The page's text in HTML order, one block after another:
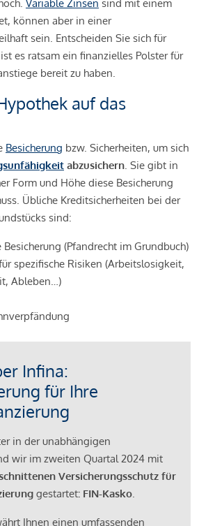
Variable Zinsen sind mit einem
können aber in einer
sein. Entscheiden Sie sich für
es ratsam ein finanzielles Polster für
bereit zu haben.
auf das
Besicherung bzw. Sicherheiten, um sich
abzusichern . Sie gibt in
Form und Höhe diese Besicherung
Übliche Kreditsicherheiten bei der
sind:
(Pfandrecht im Grundbuch)
spezifische Risiken (Arbeitslosigkeit,
Ableben…)
Infina:
für Ihre
in der unabhängigen
wir im zweiten Quartal 2024 mit
Versicherungsschutz für
gestartet: FIN-Kasko
Ihnen einen umfassenden